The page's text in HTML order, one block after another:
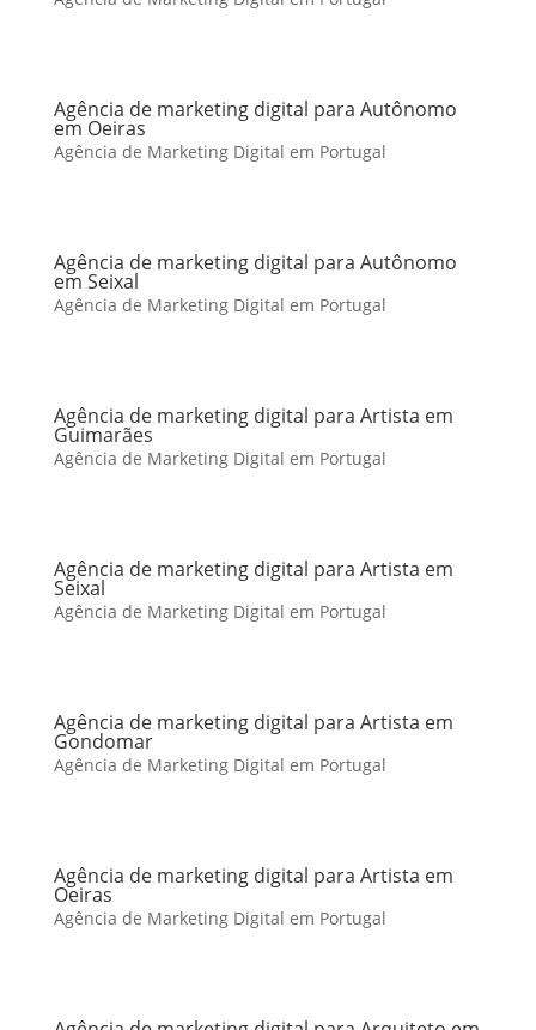
Agência de marketing digital para Autônomo
em Oeiras
Agência de Marketing Digital em Portugal
Agência de marketing digital para Autônomo
em Seixal
Agência de Marketing Digital em Portugal
Agência de marketing digital para Artista em
Guimarães
Agência de Marketing Digital em Portugal
Agência de marketing digital para Artista em
Seixal
Agência de Marketing Digital em Portugal
Agência de marketing digital para Artista em
Gondomar
Agência de Marketing Digital em Portugal
Agência de marketing digital para Artista em
Oeiras
Agência de Marketing Digital em Portugal